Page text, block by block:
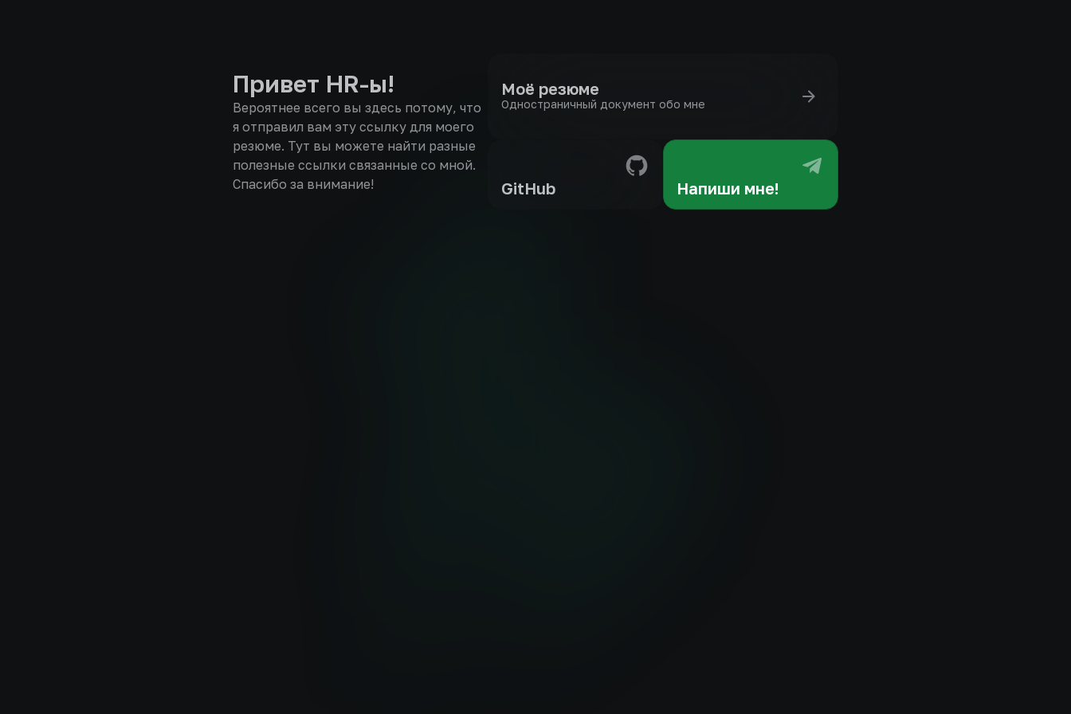
Привет HR-ы!
Вероятнее всего вы здесь потому, что
я отправил вам эту ссылку для моего
резюме. Тут вы можете найти разные
полезные ссылки связанные со мной.
Спасибо за внимание!
Моё резюме
Одностраничный документ обо мне
GitHub Напиши мне!